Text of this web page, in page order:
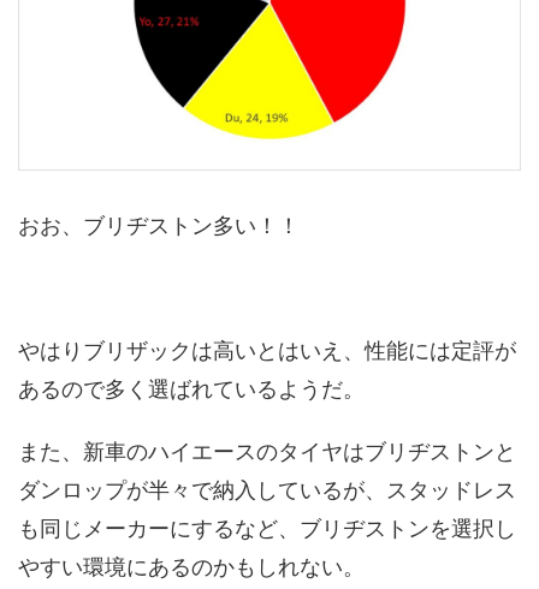
おお、ブリヂストン多い！！
やはりブリザックは高いとはいえ、性能には定評が
あるので多く選ばれているようだ。
また、新車のハイエースのタイヤはブリヂストンと
ダンロップが半々で納入しているが、スタッドレス
も同じメーカーにするなど、ブリヂストンを選択し
やすい環境にあるのかもしれない。